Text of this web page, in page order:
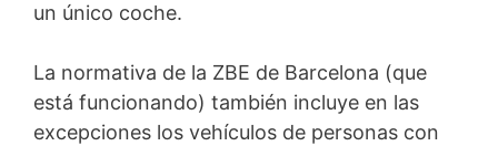
un único coche.
La normativa de la ZBE de Barcelona (que
está funcionando) también incluye en las
excepciones los vehículos de personas con